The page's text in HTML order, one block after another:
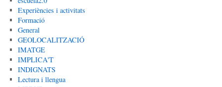
Experiències i activitats
Formació
General
GEOLOCALITZACIÓ
IMATGE
IMPLICA'T
INDIGNATS
Lectura i llengua